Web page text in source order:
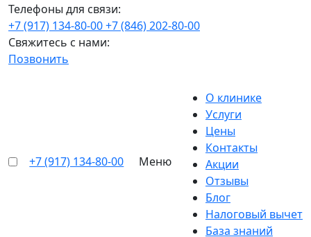
Телефоны для связи:
+7 (917) 134-80-00+7 (846) 202-80-00
Свяжитесь с нами:
Позвонить
+7 (917) 134-80-00 Меню
О клинике
Услуги
Цены
Контакты
Акции
Отзывы
Блог
Налоговый вычет
База знаний